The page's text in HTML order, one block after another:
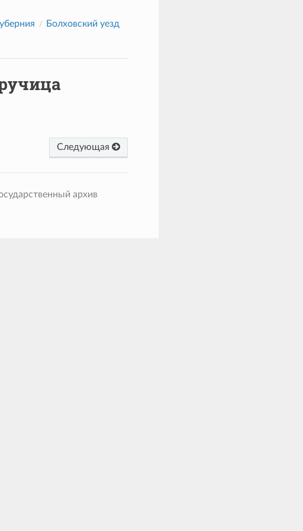
Болховский уезд
Следующая
архив